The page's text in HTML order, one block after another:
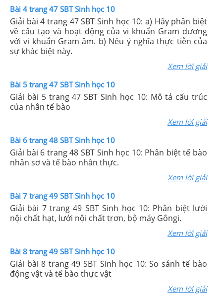
Bài 4 trang 47 SBT Sinh học 10
Giải bài 4 trang 47 SBT Sinh học 10: a) Hãy phân biệt
về cấu tạo và hoạt động của vi khuẩn Gram dương
với vi khuẩn Gram âm. b) Nêu ý nghĩa thực tiễn của
sự khác biệt này.
Xem lời giải
Bài 5 trang 47 SBT Sinh học 10
Giải bài 5 trang 47 SBT Sinh học 10: Mô tả cấu trúc
của nhân tế bào
Xem lời giải
Bài 6 trang 48 SBT Sinh học 10
Giải bài 6 trang 48 SBT Sinh học 10: Phân biệt tế bào
nhân sơ và tế bào nhân thực.
Xem lời giải
Bài 7 trang 49 SBT Sinh học 10
Giải bài 7 trang 49 SBT Sinh học 10: Phân biệt lưới
nội chất hạt, lưới nội chất trơn, bộ máy Gôngi.
Xem lời giải
Bài 8 trang 49 SBT Sinh học 10
Giải bài 8 trang 49 SBT Sinh học 10: So sánh tế bào
động vật và tế bào thực vật
Xem lời giải